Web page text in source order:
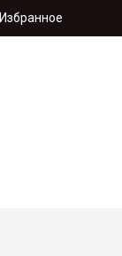
Избранное